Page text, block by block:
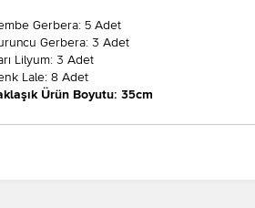
Gerbera: 5 Adet
Gerbera: 3 Adet
Lilyum: 3 Adet
Lale: 8 Adet
Ürün Boyutu: 35cm